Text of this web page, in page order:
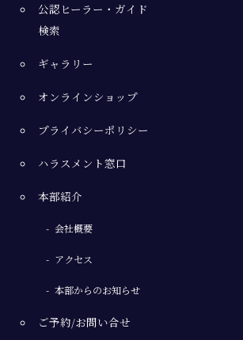
公認ヒーラー・ガイド
検索
ギャラリー
オンラインショップ
プライバシーポリシー
ハラスメント窓口
本部紹介
会社概要
アクセス
本部からのお知らせ
ご予約/お問い合せ